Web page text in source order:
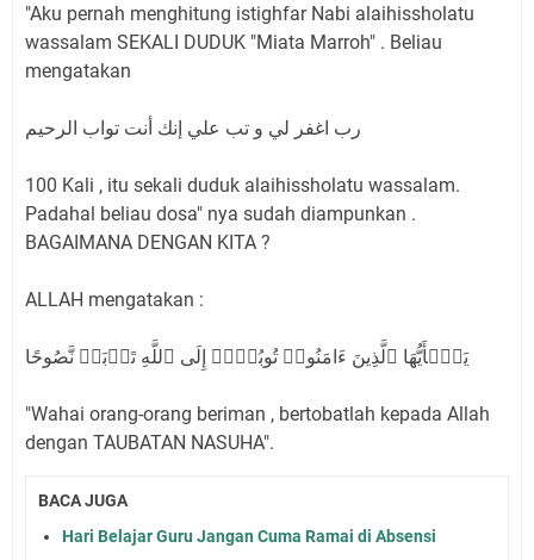
"Aku pernah menghitung istighfar Nabi alaihissholatu
wassalam SEKALI DUDUK "Miata Marroh" . Beliau
mengatakan
100 Kali , itu sekali duduk alaihissholatu wassalam.
Padahal beliau dosa" nya sudah diampunkan .
BAGAIMANA DENGAN KITA ?
ALLAH mengatakan :
یَـٰۤأَیُّهَا ٱلَّذِینَ ءَامَنُوا۟ تُوبُوۤا۟ إِلَى ٱللَّهِ تَوۡبَةࣰ نَّصُوحًا
"Wahai orang-orang beriman , bertobatlah kepada Allah
dengan TAUBATAN NASUHA".
BACA JUGA
Hari Belajar Guru Jangan Cuma Ramai di Absensi